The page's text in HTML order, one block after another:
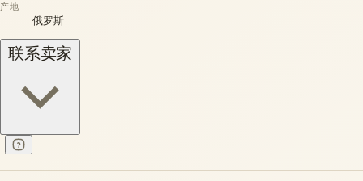
产地
俄罗斯
联系卖家